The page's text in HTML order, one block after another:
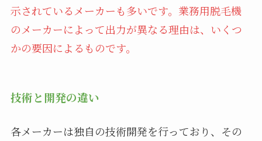
示されているメーカーも多いです。業務用脱毛機
のメーカーによって出力が異なる理由は、いくつ
かの要因によるものです。
技術と開発の違い
各メーカーは独自の技術開発を行っており、その